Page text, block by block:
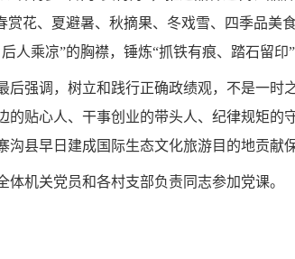
赏花、夏避暑、秋摘果、冬戏雪、四季品
人乘凉”的胸襟，锤炼“抓铁有痕、踏石留
后强调，树立和践行正确政绩观，不是一时
的贴心人、干事创业的带头人、纪律规矩的
沟县早日建成国际生态文化旅游目的地贡献
体机关党员和各村支部负责同志参加党课。